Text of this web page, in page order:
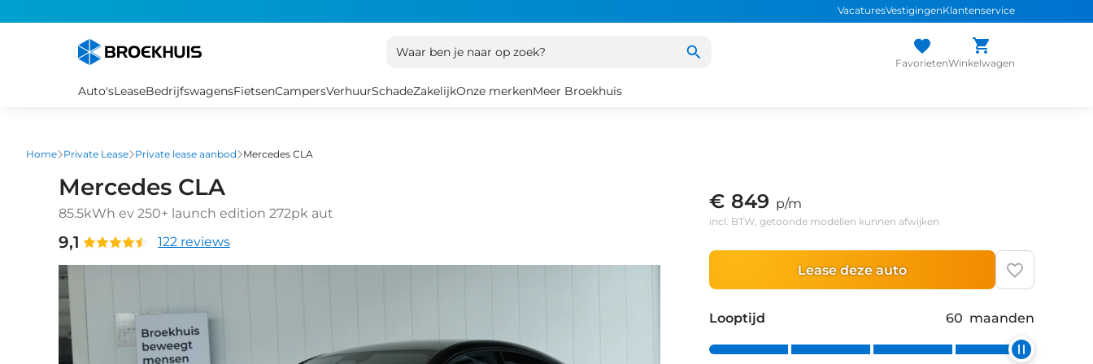
VacaturesVestigingenKlantenservice
Waar ben je naar op zoek?
FavorietenWinkelwagen
Auto'sLeaseBedrijfswagensFietsenCampersVerhuurSchadeZakelijkOnze merkenMeer Broekhuis
Home Private Lease Private lease aanbod Mercedes CLA
Mercedes CLA
85.5kWh ev 250+ launch edition 272pk aut
9,1 122 reviews
€ 849 p/m
incl. BTW, getoonde modellen kunnen afwijken
Lease deze auto
Looptijd 60 maanden